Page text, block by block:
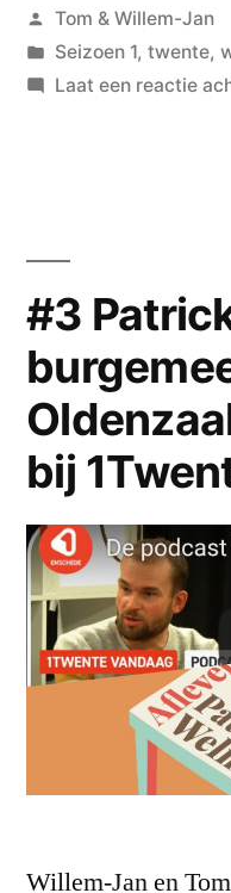
Geplaatst
door
Tom & Willem-Jan
Geplaatst
in
Seizoen 1, twente,
Laat een reactie
#3
bij
Willem-Jan en